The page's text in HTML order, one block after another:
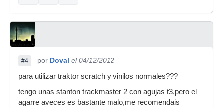
#4 por Doval el 04/12/2012
para utilizar traktor scratch y vinilos normales???
tengo unas stanton trackmaster 2 con agujas t3,pero el
agarre aveces es bastante malo,me recomendais